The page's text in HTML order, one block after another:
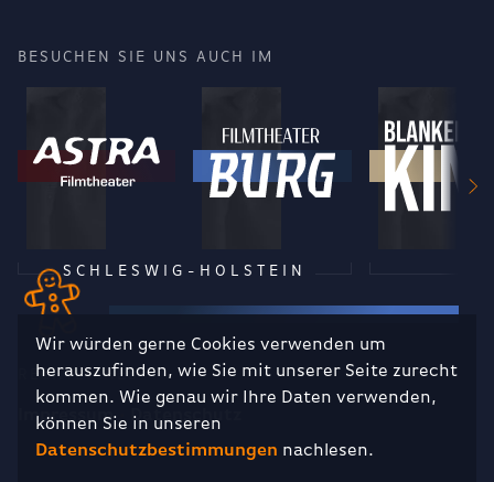
Wir würden gerne Cookies verwenden um
herauszufinden, wie Sie mit unserer Seite zurecht
kommen. Wie genau wir Ihre Daten verwenden,
können Sie in unseren
Datenschutzbestimmungen nachlesen.
BESUCHEN SIE UNS AUCH IM
SCHLESWIG-HOLSTEIN
RECHTLICHES
Impressum Datenschutz